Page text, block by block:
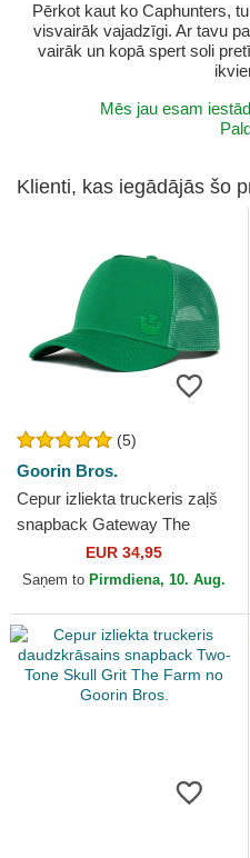
Pērkot kaut ko Caphunters,
visvairāk vajadzīgi. Ar tavu
vairāk un kopā spert soli
Mēs jau esam
Klienti, kas iegādājās šo
(5)
Goorin Bros.
Cepur izliekta truckeris zaļš
snapback Gateway The
Farm no Goorin Bros.
EUR 34,95
Saņem to Pirmdiena, 10. Aug.